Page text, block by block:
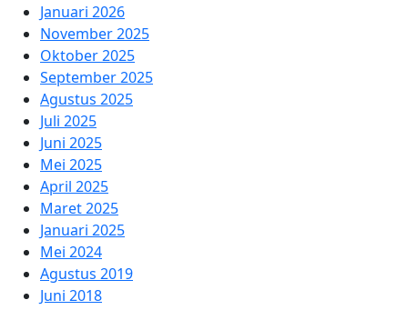
Januari 2026
November 2025
Oktober 2025
September 2025
Agustus 2025
Juli 2025
Juni 2025
Mei 2025
April 2025
Maret 2025
Januari 2025
Mei 2024
Agustus 2019
Juni 2018